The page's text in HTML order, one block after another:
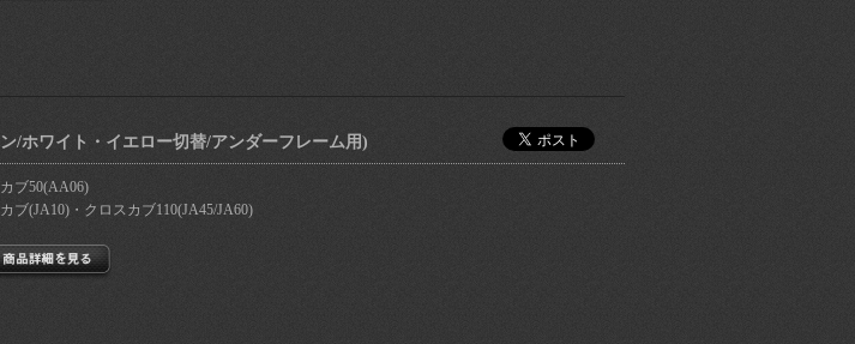
/ホワイト・イエロー切替/アンダーフレーム用)
ブ50(AA06)
ブ(JA10)・クロスカブ110(JA45/JA60)